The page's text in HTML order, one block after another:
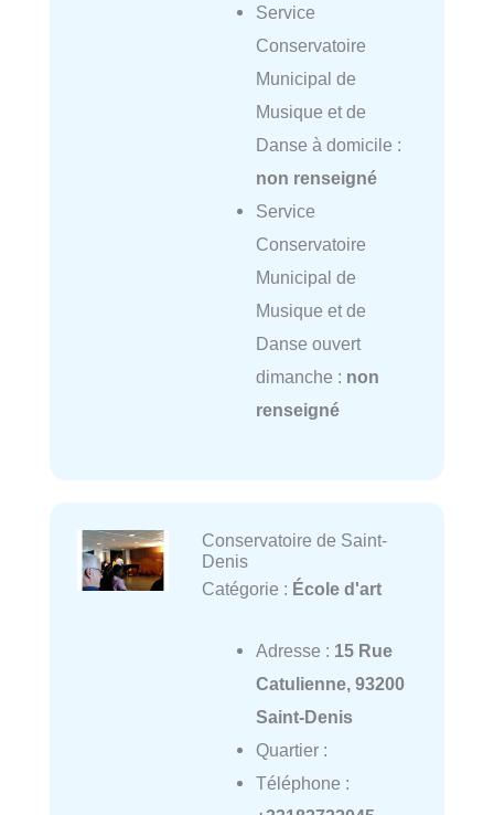
Service
Conservatoire
Municipal de
Musique et de
Danse à domicile :
non renseigné
Service
Conservatoire
Municipal de
Musique et de
Danse ouvert
dimanche : non
renseigné
Conservatoire de Saint-
Denis
Catégorie : École d'art
Adresse : 15 Rue
Catulienne, 93200
Saint-Denis
Quartier :
Téléphone :